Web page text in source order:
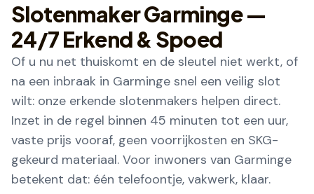
SlotenmakerGarminge—
24/7 Erkend & Spoed
Of u nu net thuiskomt en de sleutel niet werkt, of
na een inbraak in Garminge snel een veilig slot
wilt: onze erkende slotenmakers helpen direct.
Inzet in de regel binnen 45 minuten tot een uur,
vaste prijs vooraf, geen voorrijkosten en SKG-
gekeurd materiaal. Voor inwoners van Garminge
betekent dat: één telefoontje, vakwerk, klaar.